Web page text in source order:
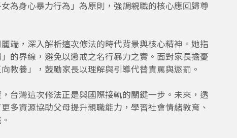
為身心暴力行為」為原則，強調親職的核心應回歸尊
端，深入解析這次修法的時代背景與核心精神。她指
的界線，避免以懲戒之名行暴力之實。面對家長擔憂
教養」，鼓勵家長以理解與引導代替責罵與懲罰。
台灣這次修法正是與國際接軌的關鍵一步。未來，透
多資源協助父母提升親職能力，學習社會情緒教育、